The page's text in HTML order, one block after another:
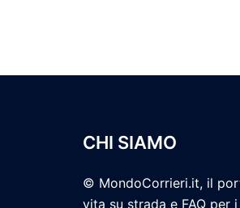
CHI SIAMO
© MondoCorrieri.it, il
vita su strada e FAQ per